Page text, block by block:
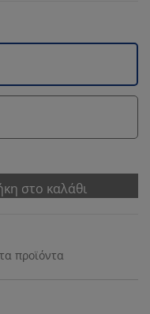
στο καλάθι
προϊόντα